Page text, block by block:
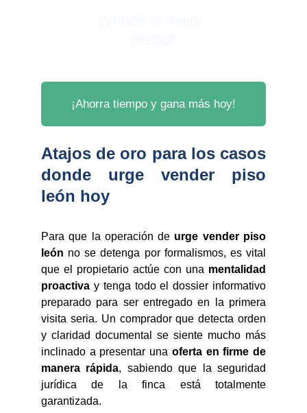
¡Ahorra tiempo y gana más hoy!
Atajos de oro para los casos
donde urge vender piso
león hoy
Para que la operación de urge vender piso
león no se detenga por formalismos, es vital
que el propietario actúe con una mentalidad
proactiva y tenga todo el dossier informativo
preparado para ser entregado en la primera
visita seria. Un comprador que detecta orden
y claridad documental se siente mucho más
inclinado a presentar una oferta en firme de
manera rápida, sabiendo que la seguridad
jurídica de la finca está totalmente
garantizada.